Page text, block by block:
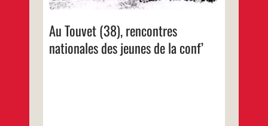
Au Touvet (38), rencontres
nationales des jeunes de la conf’